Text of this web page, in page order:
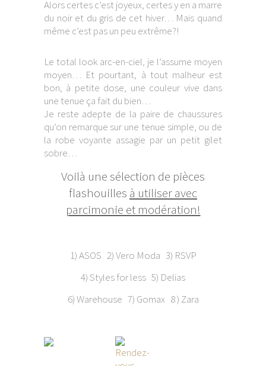
Alors certes c’est joyeux, certes y en a marre
du noir et du gris de cet hiver… Mais quand
même c’est pas un peu extrême?!
Le total look arc-en-ciel, je l’assume moyen
moyen… Et pourtant, à tout malheur est
bon, à petite dose, une couleur vive dans
une tenue ça fait du bien…
Je reste adepte de la paire de chaussures
qu’on remarque sur une tenue simple, ou de
la robe voyante assagie par un petit gilet
sobre…
Voilà une sélection de pièces
flashouilles à utiliser avec
parcimonie et modération!
1) ASOS 2) Vero Moda 3) RSVP
4) Styles for less 5) Delias
6) Warehouse 7) Gomax 8 ) Zara